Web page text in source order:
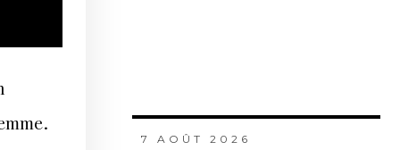
7 AOÛT 2026